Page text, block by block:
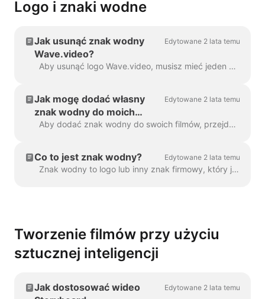
Logo i znaki wodne
Jak usunąć znak wodny
Wave.video?
Edytowane 2 lata temu
Aby usunąć logo Wave.video, musisz mieć jeden z naszych planów. Wszystkie plany można sprawdzić tutaj . W "Moich projektach" kliknij trzy kropki, aby otworzyć Play...
Jak mogę dodać własny
znak wodny do moich
filmów?
Edytowane 2 lata temu
Aby dodać znak wodny do swoich filmów, przejdź do kroku "Znak wodny" i prześlij obraz, który ma być wyświetlany jako znak wodny. Gdy ...
Co to jest znak wodny? Edytowane 2 lata temu
Znak wodny to logo lub inny znak firmowy, który jest wyświetlany w całym filmie. Za pomocą znaku wodnego można nadać swoim filmom...
Tworzenie filmów przy użyciu
sztucznej inteligencji
Jak dostosować wideo
Edytowane 2 lata temu